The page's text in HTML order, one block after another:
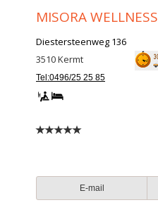
MISORA WELLNESS
Diestersteenweg 136
3510Kermt
Tel:0496/25 25 85
E-mail